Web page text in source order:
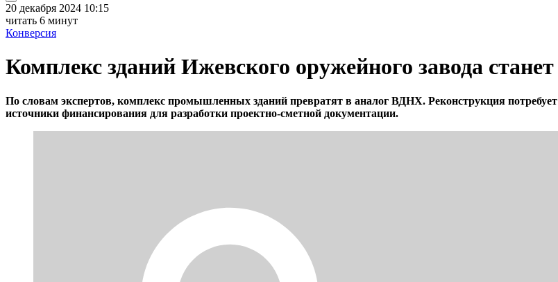
20 декабря 2024 10:15
читать 6 минут
Конверсия
Комплекс зданий Ижевского оружейного завода
По словам экспертов, комплекс промышленных зданий превратят в аналог ВДНХ. Реконструкция
источники финансирования для разработки проектно-сметной документации.